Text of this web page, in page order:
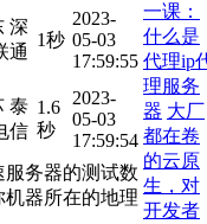
深
通
1秒
2023-
05-03
17:59:55
泰
信
1.6
秒
2023-
05-03
17:59:54
务器的测试数
器所在的地理
一课：
什么是
代理ip
理服务
器 大厂
都在卷
的云原
生，对
开发者